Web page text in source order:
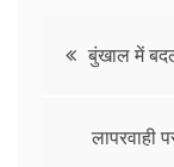
b
o
Postबुंखाल में
लापरवाही